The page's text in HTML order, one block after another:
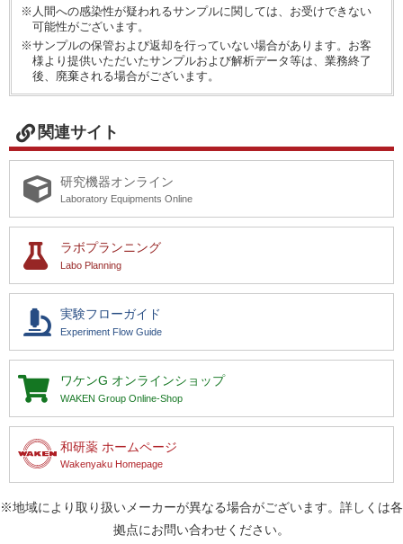
※人間への感染性が疑われるサンプルに関しては、お受けできない
可能性がございます。
※サンプルの保管および返却を行っていない場合があります。お客
様より提供いただいたサンプルおよび解析データ等は、業務終了
後、廃棄される場合がございます。
関連サイト
研究機器オンライン
Laboratory Equipments Online
ラボプランニング
Labo Planning
実験フローガイド
Experiment Flow Guide
ワケンG オンラインショップ
WAKEN Group Online-Shop
和研薬 ホームページ
Wakenyaku Homepage
※地域により取り扱いメーカーが異なる場合がございます。詳しくは各
拠点にお問い合わせください。